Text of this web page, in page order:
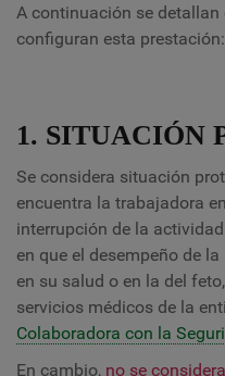
A continuación se
configuran esta prestación:
1. SITUACIÓN
Se considera situación
encuentra la trabajadora
interrupción de la
en que el desempeño de
en su salud o en la del
servicios médicos de la
Colaboradora con la
En cambio, no se